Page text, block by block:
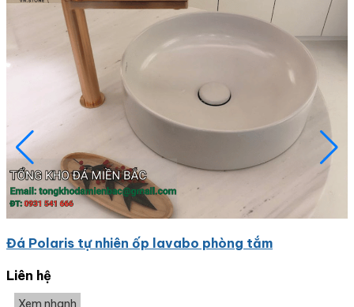
Đá Polaris tự nhiên ốp lavabo phòng tắm
Liên hệ
Xem nhanh